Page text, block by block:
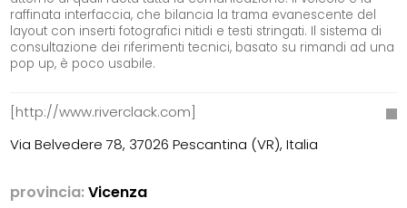
raffinata interfaccia, che bilancia la trama evanescente del
layout con inserti fotografici nitidi e testi stringati. Il sistema di
consultazione dei riferimenti tecnici, basato su rimandi ad una
pop up, è poco usabile.
[http://www.riverclack.com]
Via Belvedere 78, 37026 Pescantina (VR), Italia
provincia:Vicenza